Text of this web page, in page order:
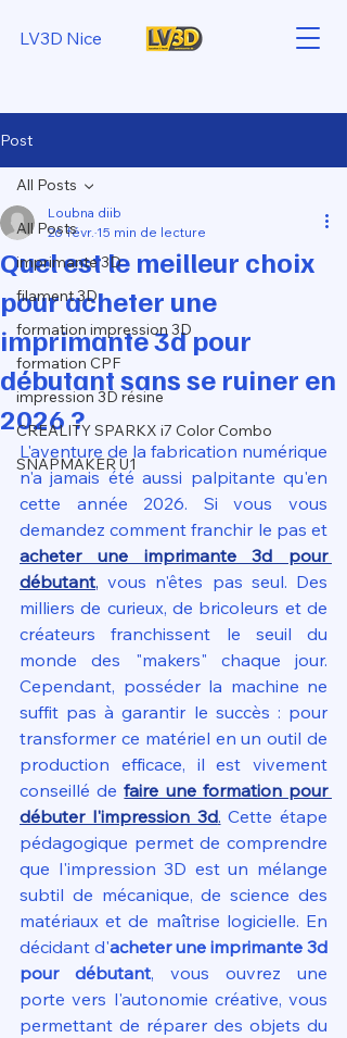
LV3D Nice
Post
All Posts
imprimante 3D
filament 3D
formation impression 3D
formation CPF
impression 3D résine
CREALITY SPARKX i7 Color Combo
SNAPMAKER U1
All Posts
Quel est le meilleur choix
pour acheter une
imprimante 3d pour
débutant sans se ruiner en
2026 ?
Loubna diib
26 févr. 15 min de lecture
L'aventure de la fabrication numérique
n'a jamais été aussi palpitante qu'en
cette année 2026. Si vous vous
acheter une imprimante 3d pour
débutant, vous n'êtes pas seul. Des
milliers de curieux, de bricoleurs et de
créateurs franchissent le seuil du
monde des "makers" chaque jour.
Cependant, posséder la machine ne
suffit pas à garantir le succès : pour
transformer ce matériel en un outil de
production efficace, il est vivement
conseillé de faire une formation pour
débuter l'impression 3d. Cette étape
pédagogique permet de comprendre
que l'impression 3D est un mélange
subtil de mécanique, de science des
matériaux et de maîtrise logicielle. En
décidant d'acheter une imprimante 3d
pour débutant, vous ouvrez une
porte vers l'autonomie créative, vous
permettant de réparer des objets du